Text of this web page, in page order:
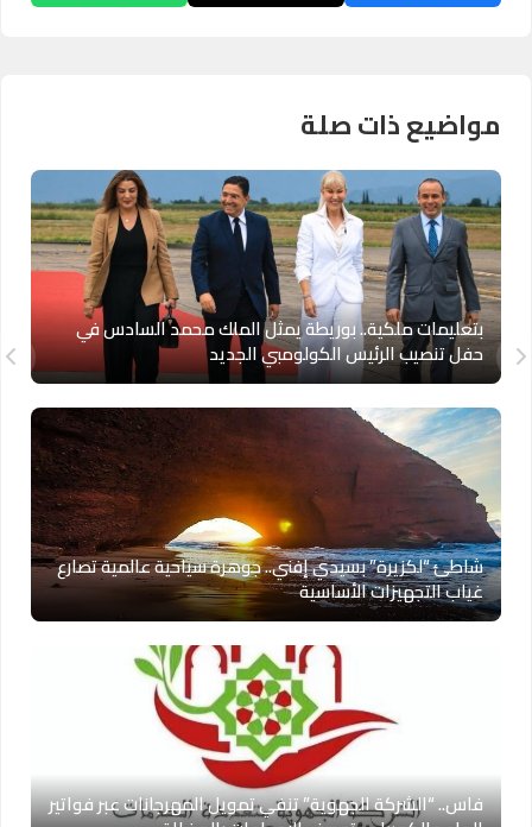
مواضيع ذات صلة
بتعليمات ملكية.. بوريطة يمثل الملك محمد السادس في
حفل تنصيب الرئيس الكولومبي الجديد
شاطئ “لكزيرة” بسيدي إفني.. جوهرة سياحية عالمية تصارع
غياب التجهيزات الأساسية
فاس.. “الشركة الجهوية” تنفي تمويل المهرجانات عبر فواتير